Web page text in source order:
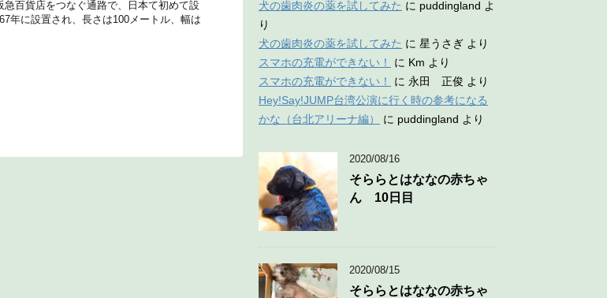
百貨店をつなぐ通路で、日本て初めて設
年に設置され、長さは100メートル、幅は
犬の歯肉炎の薬を試してみた に puddingland よ
り
犬の歯肉炎の薬を試してみた に 星うさぎ より
スマホの充電ができない！
に Km より
スマホの充電ができない！
に 永田 正俊 より
Hey!Say!JUMP台湾公演に行く時の参考になる
かな（台北アリーナ編）
に puddingland より
2020/08/16
そららとはななの赤ちゃ
ん 10日目
2020/08/15
そららとはななの赤ちゃ